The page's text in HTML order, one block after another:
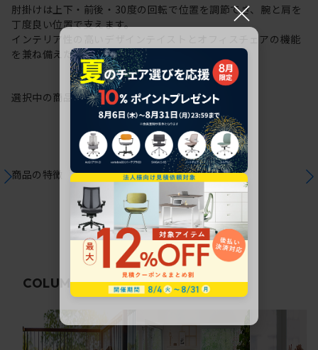
肘掛けは上下・前後・30度の回転で位置を調節でき、腕と肩を
丁度良い位置で支えます。
インテリア性の高いデザインテイストとオフィスチェアの機能
を兼ね備えた在宅ワークにも最適なチェアです。
選択中の商品情報保証注意事項
商品の特徴
COLUMN関連コラム
×